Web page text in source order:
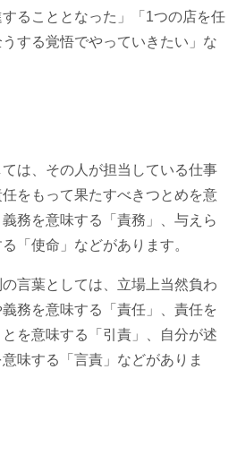
ることとなった」「1つの店を任
する覚悟でやっていきたい」な
は、その人が担当している仕事
をもって果たすべきつとめを意
務を意味する「責務」、与えら
「使命」などがあります。
言葉としては、立場上当然負わ
務を意味する「責任」、責任を
を意味する「引責」、自分が述
味する「言責」などがありま